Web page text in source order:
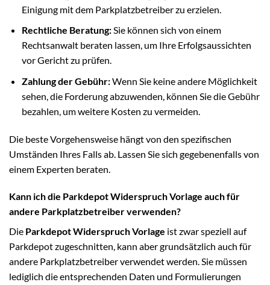
Einigung mit dem Parkplatzbetreiber zu erzielen.
Rechtliche Beratung:Sie können sich von einem
Rechtsanwalt beraten lassen, um Ihre Erfolgsaussichten
vor Gericht zu prüfen.
Zahlung der Gebühr:Wenn Sie keine andere Möglichkeit
sehen, die Forderung abzuwenden, können Sie die Gebühr
bezahlen, um weitere Kosten zu vermeiden.
Die beste Vorgehensweise hängt von den spezifischen
Umständen Ihres Falls ab. Lassen Sie sich gegebenenfalls von
einem Experten beraten.
Kann ich die Parkdepot Widerspruch Vorlage auch für
andere Parkplatzbetreiber verwenden?
Die Parkdepot Widerspruch Vorlage ist zwar speziell auf
Parkdepot zugeschnitten, kann aber grundsätzlich auch für
andere Parkplatzbetreiber verwendet werden. Sie müssen
lediglich die entsprechenden Daten und Formulierungen